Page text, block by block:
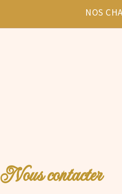
NOS
Nous contacter